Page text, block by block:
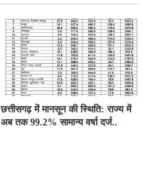
छत्तीसगढ़ में मानसून की स्थिति: राज्य में
अब तक 99.2% सामान्य वर्षा दर्ज..